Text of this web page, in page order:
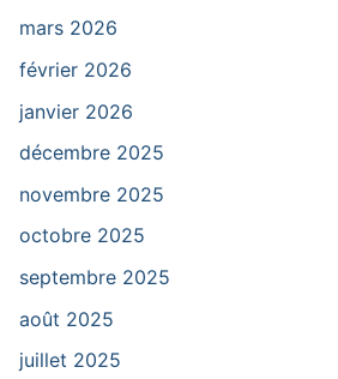
mars 2026
février 2026
janvier 2026
décembre 2025
novembre 2025
octobre 2025
septembre 2025
août 2025
juillet 2025